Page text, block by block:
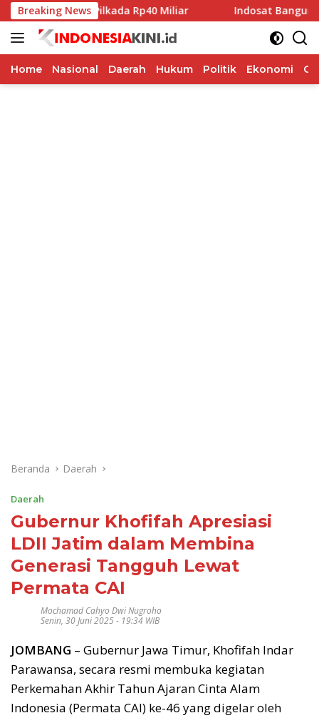
Langsung
ke
konten
Breaking News
Hibah Pilkada Rp40 Miliar Indosat Bangun
Home Nasional Daerah Hukum Politik Ekonomi
Beranda Daerah
Daerah
Gubernur Khofifah Apresiasi
LDII Jatim dalam Membina
Generasi Tangguh Lewat
Permata CAI
Mochamad Cahyo Dwi Nugroho
Senin, 30 Juni 2025 - 19:34 WIB
JOMBANG – Gubernur Jawa Timur, Khofifah Indar
Parawansa, secara resmi membuka kegiatan
Perkemahan Akhir Tahun Ajaran Cinta Alam
Indonesia (Permata CAI) ke-46 yang digelar oleh